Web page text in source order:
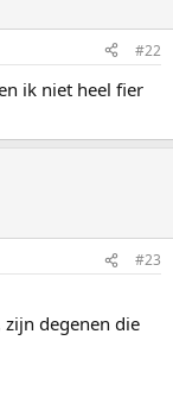
#22
ik niet heel fier
#23
zijn degenen die